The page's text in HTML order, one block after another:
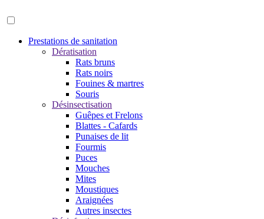
Prestations de sanitation
Dératisation
Rats bruns
Rats noirs
Fouines & martres
Souris
Désinsectisation
Guêpes et Frelons
Blattes - Cafards
Punaises de lit
Fourmis
Puces
Mouches
Mites
Moustiques
Araignées
Autres insectes